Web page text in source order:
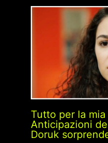
Tutto per la mia
Anticipazioni
Doruk